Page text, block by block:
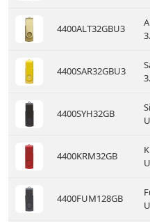
4400ALT32GBU3
4400SAR32GBU3
4400SYH32GB
4400KRM32GB
4400FUM128GB